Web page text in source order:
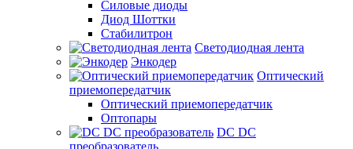
Силовые диоды
Диод Шоттки
Стабилитрон
Светодиодная лента
Энкодер
Оптический
приемопередатчик
Оптический приемопередатчик
Оптопары
DC DC
преобразователь